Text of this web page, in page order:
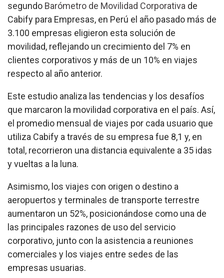
segundo Barómetro de Movilidad Corporativa de
Cabify para Empresas, en Perú el año pasado más de
3.100 empresas eligieron esta solución de
movilidad, reflejando un crecimiento del 7% en
clientes corporativos y más de un 10% en viajes
respecto al año anterior.
Este estudio analiza las tendencias y los desafíos
que marcaron la movilidad corporativa en el país. Así,
el promedio mensual de viajes por cada usuario que
utiliza Cabify a través de su empresa fue 8,1 y, en
total, recorrieron una distancia equivalente a 35 idas
y vueltas a la luna.
Asimismo, los viajes con origen o destino a
aeropuertos y terminales de transporte terrestre
aumentaron un 52%, posicionándose como una de
las principales razones de uso del servicio
corporativo, junto con la asistencia a reuniones
comerciales y los viajes entre sedes de las
empresas usuarias.